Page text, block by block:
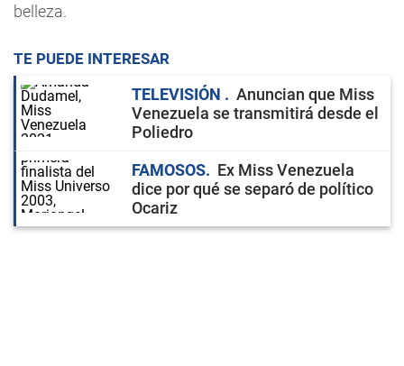
belleza.
TE PUEDE INTERESAR
TELEVISIÓN
Anuncian que Miss
Venezuela se transmitirá desde el
Poliedro
FAMOSOS
Ex Miss Venezuela
dice por qué se separó de político
Ocariz